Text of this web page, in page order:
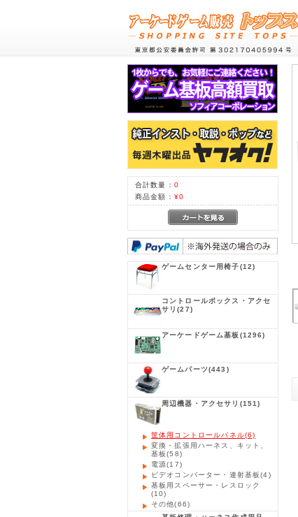
合計数量： 0
商品金額： ¥0
ゲームセンター用椅子(12)
コントロールボックス・アクセ
サリ(27)
アーケードゲーム基板 (1296)
ゲームパーツ(443)
周辺機器・アクセサリ (151)
筐体用コントロールパネル(6)
変換・拡張用ハーネス、キット、
基板(58)
電源(17)
ビデオコンバーター・連射基板(4)
基板用スペーサー・レスロック
(10)
その他(66)